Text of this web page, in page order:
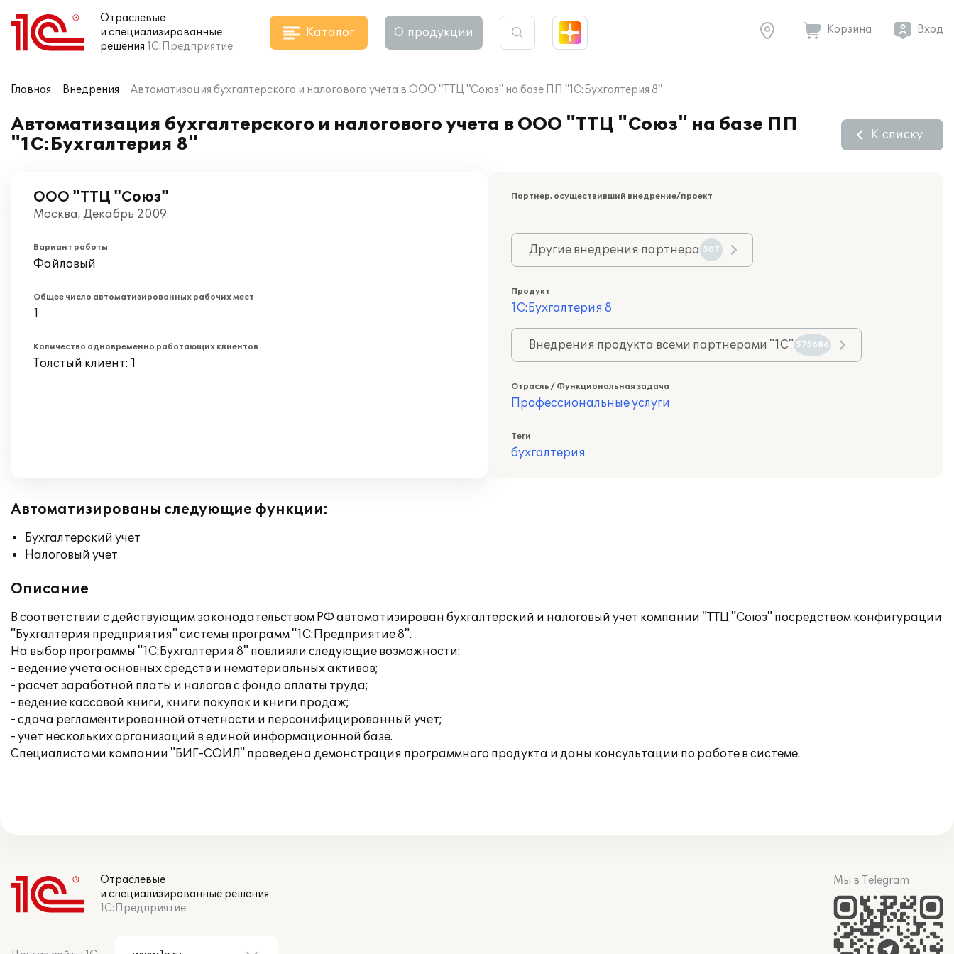
Отраслевые
и специализированные
решения 1С:Предприятие
Каталог О продукции Корзина Вход
Главная Внедрения Автоматизация бухгалтерского и налогового учета в ООО "ТТЦ "Союз" на базе ПП "1С:Бухгалтерия 8"
Автоматизация бухгалтерского и налогового учета в ООО "ТТЦ "Союз" на базе ПП
"1С:Бухгалтерия 8"
К списку
ООО "ТТЦ "Союз"
Москва, Декабрь 2009
Вариант работы
Файловый
Общее число автоматизированных рабочих мест
1
Количество одновременно работающих клиентов
Толстый клиент: 1
Партнер, осуществивший внедрение/проект
Другие внедрения партнера 507
Продукт
1С:Бухгалтерия 8
Внедрения продукта всеми партнерами "1С" 575686
Отрасль / Функциональная задача
Профессиональные услуги
Теги
бухгалтерия
Автоматизированы следующие функции:
Бухгалтерский учет
Налоговый учет
Описание
В соответствии с действующим законодательством РФ автоматизирован бухгалтерский и налоговый учет компании "ТТЦ "Союз" посредством конфигурации
"Бухгалтерия предприятия" системы программ "1С:Предприятие 8".
На выбор программы "1С:Бухгалтерия 8" повлияли следующие возможности:
- ведение учета основных средств и нематериальных активов;
- расчет заработной платы и налогов с фонда оплаты труда;
- ведение кассовой книги, книги покупок и книги продаж;
- сдача регламентированной отчетности и персонифицированный учет;
- учет нескольких организаций в единой информационной базе.
Специалистами компании "БИГ-СОИЛ" проведена демонстрация программного продукта и даны консультации по работе в системе.
Отраслевые
и специализированные решения
1С:Предприятие
Мы в Telegram